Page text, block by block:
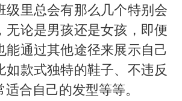
要给全体职工“应休尽休”的底气
“天津之眼”摩天轮附近2人落水
如何把百年大党建设得更加坚强有力
弹药库存告急 美军补货难
级里总会有那么几个特别会
无论是男孩还是女孩，即便
能通过其他途径来展示自己
如款式独特的鞋子、不违反
合自己的发型等等。